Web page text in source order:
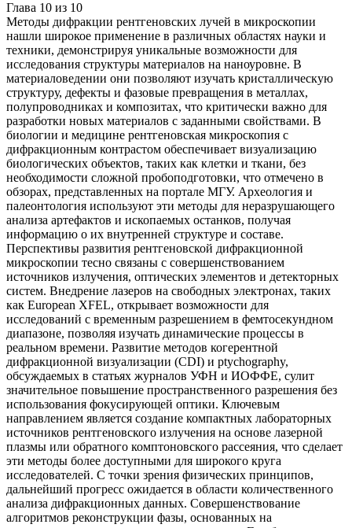
Глава 10 из 10
Методы дифракции рентгеновских лучей в микроскопии
нашли широкое применение в различных областях науки и
техники, демонстрируя уникальные возможности для
исследования структуры материалов на наноуровне. В
материаловедении они позволяют изучать кристаллическую
структуру, дефекты и фазовые превращения в металлах,
полупроводниках и композитах, что критически важно для
разработки новых материалов с заданными свойствами. В
биологии и медицине рентгеновская микроскопия с
дифракционным контрастом обеспечивает визуализацию
биологических объектов, таких как клетки и ткани, без
необходимости сложной пробоподготовки, что отмечено в
обзорах, представленных на портале МГУ. Археология и
палеонтология используют эти методы для неразрушающего
анализа артефактов и ископаемых останков, получая
информацию о их внутренней структуре и составе.
Перспективы развития рентгеновской дифракционной
микроскопии тесно связаны с совершенствованием
источников излучения, оптических элементов и детекторных
систем. Внедрение лазеров на свободных электронах, таких
как European XFEL, открывает возможности для
исследований с временным разрешением в фемтосекундном
диапазоне, позволяя изучать динамические процессы в
реальном времени. Развитие методов когерентной
дифракционной визуализации (CDI) и ptychography,
обсуждаемых в статьях журналов УФН и ИОФФЕ, сулит
значительное повышение пространственного разрешения без
использования фокусирующей оптики. Ключевым
направлением является создание компактных лабораторных
источников рентгеновского излучения на основе лазерной
плазмы или обратного комптоновского рассеяния, что сделает
эти методы более доступными для широкого круга
исследователей. С точки зрения физических принципов,
дальнейший прогресс ожидается в области количественного
анализа дифракционных данных. Совершенствование
алгоритмов реконструкции фазы, основанных на